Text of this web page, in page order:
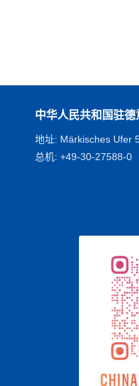
中华人民共和国驻
地址: Märkisches Ufer
总机: +49-30-27588-0